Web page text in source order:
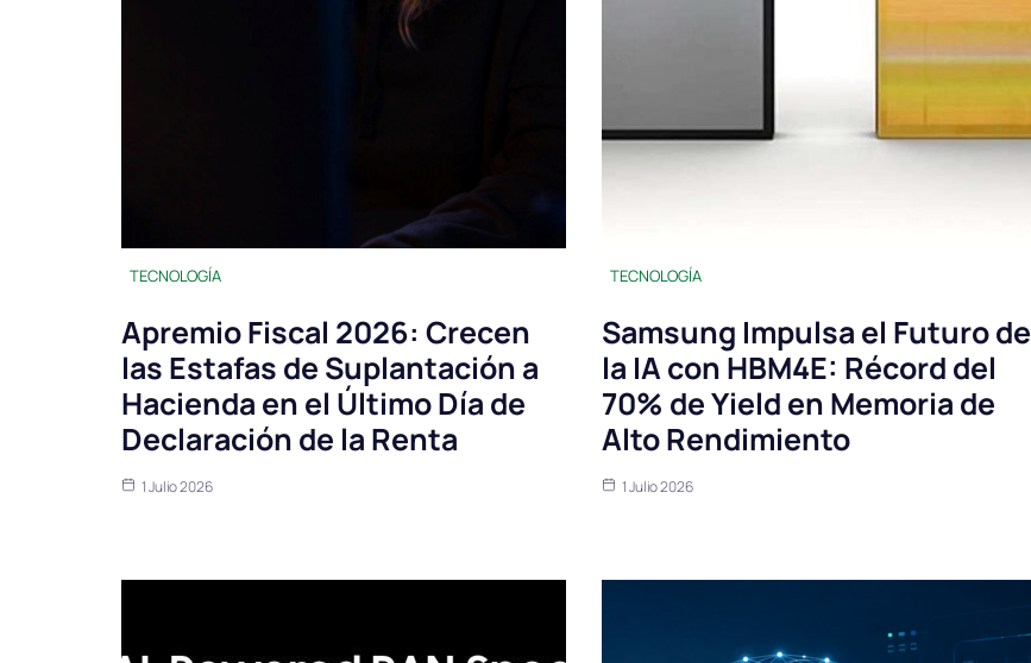
TECNOLOGÍA
Apremio Fiscal 2026: Crecen
las Estafas de Suplantación a
Hacienda en el Último Día de
Declaración de la Renta
1 Julio 2026
TECNOLOGÍA
Samsung Impulsa el Futuro de
la IA con HBM4E: Récord del
70% de Yield en Memoria de
Alto Rendimiento
1 Julio 2026